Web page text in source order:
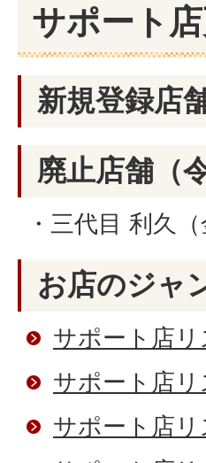
サポート
新規登録店
廃止店舗（
・三代目 利久
お店のジャ
サポート店
サポート店
サポート店